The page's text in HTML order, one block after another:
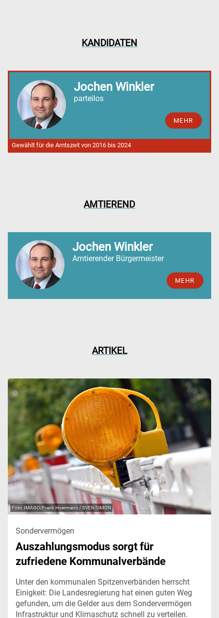
AMTIEREND
Jochen Winkler
Amtierender Bürgermeister
MEHR
KANDIDATEN
Jochen Winkler
parteilos
MEHR
Gewählt für die Amtszeit von 2016 bis 2024
ARTIKEL
IMAGO/Frank Hoermann / SVEN SIMON
Sondervermögen
Auszahlungsmodus sorgt für
zufriedene Kommunalverbände
Unter den kommunalen Spitzenverbänden herrscht
Einigkeit: Die Landesregierung hat einen guten Weg
gefunden, um die Gelder aus dem Sondervermögen
Infrastruktur und Klimaschutz schnell zu verteilen.